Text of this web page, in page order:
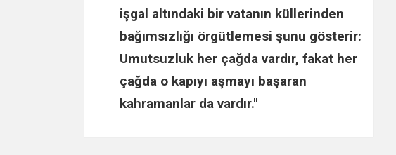
işgal altındaki bir vatanın küllerinden
bağımsızlığı örgütlemesi şunu gösterir:
Umutsuzluk her çağda vardır, fakat her
çağda o kapıyı aşmayı başaran
kahramanlar da vardır."